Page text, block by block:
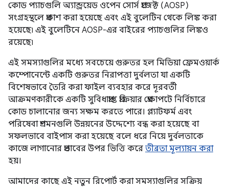
কোড প্যাচগুলি অ্যান্ড্রয়েড ওপেন সোর্স প্রজেক্ট (AOSP)
সংগ্রহস্থলে প্রকাশ করা হয়েছে এবং এই বুলেটিন থেকে লিঙ্ক করা
হয়েছে৷ এই বুলেটিনে AOSP-এর বাইরের প্যাচগুলির লিঙ্কও
রয়েছে৷
এই সমস্যাগুলির মধ্যে সবচেয়ে গুরুতর হল মিডিয়া ফ্রেমওয়ার্ক
কম্পোনেন্টে একটি গুরুতর নিরাপত্তা দুর্বলতা যা একটি
বিশেষভাবে তৈরি করা ফাইল ব্যবহার করে দূরবর্তী
আক্রমণকারীকে একটি সুবিধাপ্রাপ্ত প্রক্রিয়ার প্রেক্ষাপটে নির্বিচারে
কোড চালানোর জন্য সক্ষম করতে পারে। প্ল্যাটফর্ম এবং
পরিষেবা প্রশমনগুলি উন্নয়নের উদ্দেশ্যে বন্ধ করা হয়েছে বা
সফলভাবে বাইপাস করা হয়েছে বলে ধরে নিয়ে দুর্বলতাকে
কাজে লাগানোর প্রভাবের উপর ভিত্তি করে তীব্রতা মূল্যায়ন করা
হয়।
আমাদের কাছে এই নতুন রিপোর্ট করা সমস্যাগুলির সক্রিয়